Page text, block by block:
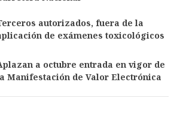
autorizados, fuera de la
de exámenes toxicológicos
a octubre entrada en vigor de
Manifestación de Valor Electrónica